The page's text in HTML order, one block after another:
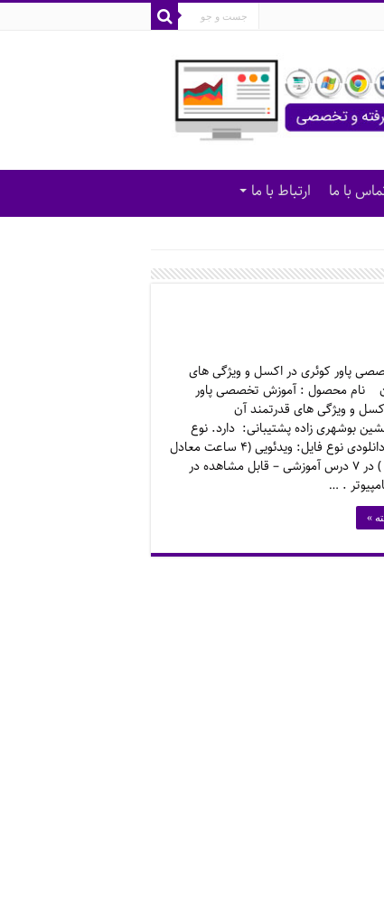
با ما ارتباط با ما
پاور کوئری در اکسل و ویژگی های
نام محصول : آموزش تخصصی پاور
و ویژگی های قدرتمند آن
بوشهری زاده پشتیبانی: دارد. نوع
محصول: دانلودی نوع فایل: ویدئویی (۴ ساعت معادل
۲۶۰ دقیقه ) در ۷ درس آموزشی – قابل مشاهده در
. …
»